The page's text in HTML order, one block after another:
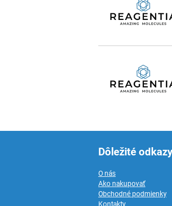
Dôležité odkazy
O nás
Ako nakupovať
Obchodné podmienky
Kontakty